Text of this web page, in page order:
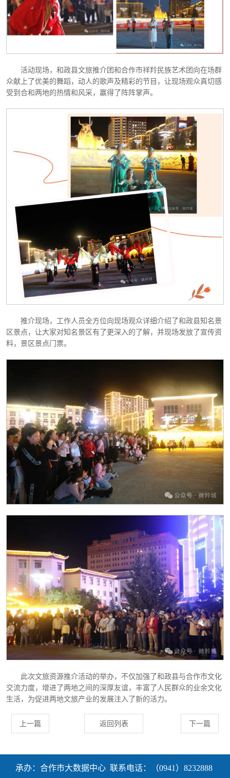
活动现场，和政县文旅推介团和合作市祥羚民族艺术团向在场群
众献上了优美的舞蹈，动人的歌声及精彩的节目，让现场观众真切感
受到合和两地的热情和风采，赢得了阵阵掌声。
推介现场，工作人员全方位向现场观众详细介绍了和政县知名景
区景点，让大家对知名景区有了更深入的了解，并现场发放了宣传资
料，景区景点门票。
此次文旅资源推介活动的举办，不仅加强了和政县与合作市文化
交流力度，增进了两地之间的深厚友谊，丰富了人民群众的业余文化
生活，为促进两地文旅产业的发展注入了新的活力。
上一篇 返回列表 下一篇
承办：合作市大数据中心 联系电话：（0941）8232888